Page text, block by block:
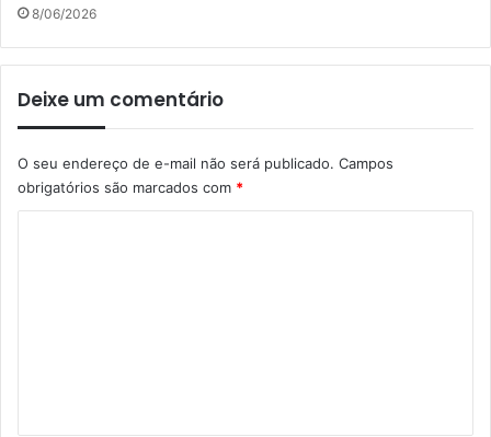
8/06/2026
Deixe um comentário
O seu endereço de e-mail não será publicado. Campos
obrigatórios são marcados com *